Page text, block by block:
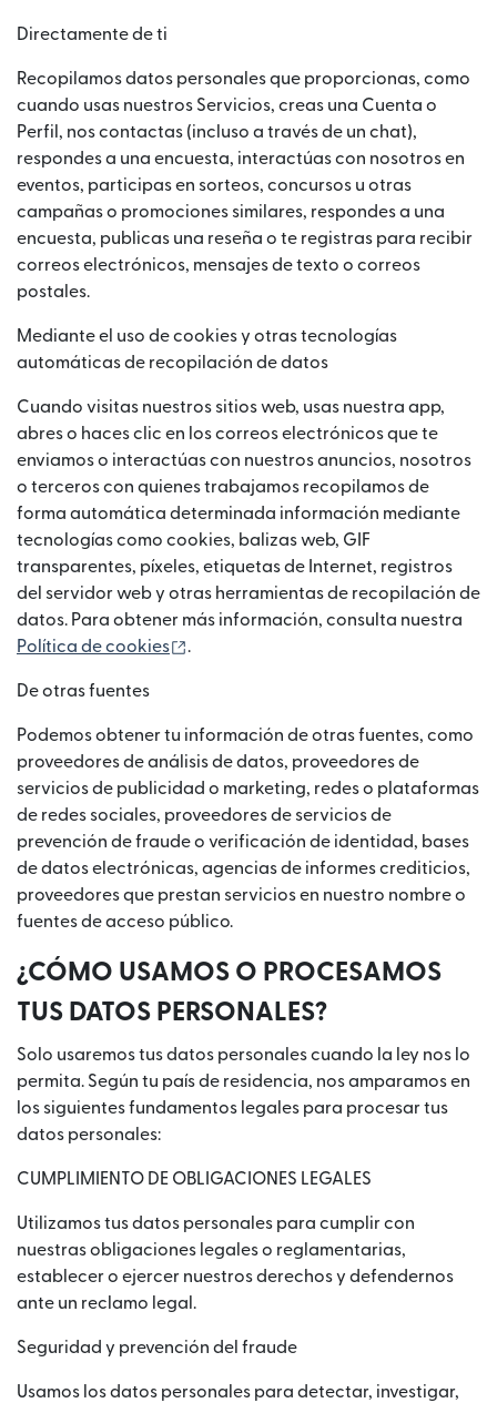
Directamente de ti
Recopilamos datos personales que proporcionas, como
cuando usas nuestros Servicios, creas una Cuenta o
Perfil, nos contactas (incluso a través de un chat),
respondes a una encuesta, interactúas con nosotros en
eventos, participas en sorteos, concursos u otras
campañas o promociones similares, respondes a una
encuesta, publicas una reseña o te registras para recibir
correos electrónicos, mensajes de texto o correos
postales.
Mediante el uso de cookies y otras tecnologías
automáticas de recopilación de datos
Cuando visitas nuestros sitios web, usas nuestra app,
abres o haces clic en los correos electrónicos que te
enviamos o interactúas con nuestros anuncios, nosotros
o terceros con quienes trabajamos recopilamos de
forma automática determinada información mediante
tecnologías como cookies, balizas web, GIF
transparentes, píxeles, etiquetas de Internet, registros
del servidor web y otras herramientas de recopilación de
datos. Para obtener más información, consulta nuestra
Política de cookies
.
De otras fuentes
Podemos obtener tu información de otras fuentes, como
proveedores de análisis de datos, proveedores de
servicios de publicidad o marketing, redes o plataformas
de redes sociales, proveedores de servicios de
prevención de fraude o verificación de identidad, bases
de datos electrónicas, agencias de informes crediticios,
proveedores que prestan servicios en nuestro nombre o
fuentes de acceso público.
¿CÓMO USAMOS O PROCESAMOS
TUS DATOS PERSONALES?
Solo usaremos tus datos personales cuando la ley nos lo
permita. Según tu país de residencia, nos amparamos en
los siguientes fundamentos legales para procesar tus
datos personales:
CUMPLIMIENTO DE OBLIGACIONES LEGALES
Utilizamos tus datos personales para cumplir con
nuestras obligaciones legales o reglamentarias,
establecer o ejercer nuestros derechos y defendernos
ante un reclamo legal.
Seguridad y prevención del fraude
Usamos los datos personales para detectar, investigar,